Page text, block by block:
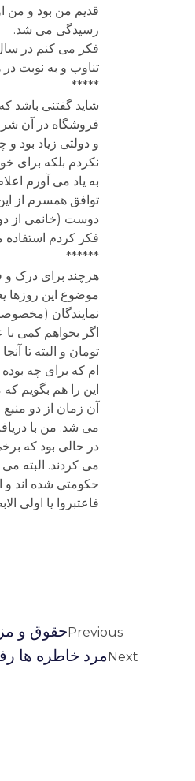
قدیم من بود و من
رسیدگی می شد.
فکر می کنم در سال
تناوب و به نوبت در
*****
شاید گفتنی باشد
فروشگاه در آن
و دولتی زیاد بود
نکردم بلکه برای
به یاد می آورم
توافق همسرم از
دوست (خانمی از
فکر کردم
******
هرچند برای درک و
موضوع این روزها
نمایندگان
اگر بخواهم کمی
تومان و البته تا
ام که برای چه
این را هم بگویم
آن زمان از دو
می شد. من با
در حالی بود که
می کردند. البته
حکومتی شده اند و
فاعتبروا یا اولی
Previous حقوق و
Next مرد خاطره ها